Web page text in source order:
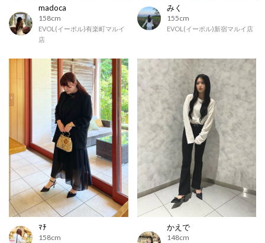
madoca
158cm
EVOL(イーボル)有楽町マルイ
店
みく
155cm
EVOL(イーボル)新宿マルイ店
ﾏﾁ
158cm
かえで
148cm